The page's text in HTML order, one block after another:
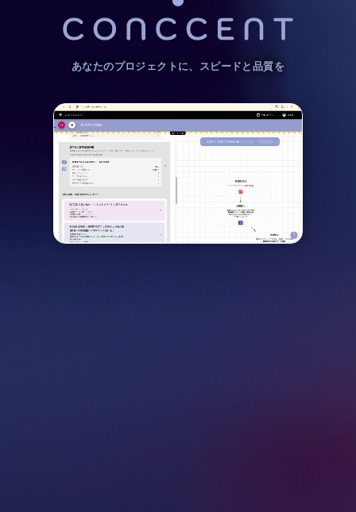
あなたのプロジェクトに、スピードと品質を